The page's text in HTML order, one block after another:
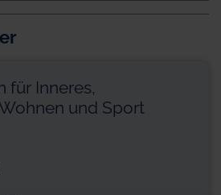
für Inneres,
und Sport